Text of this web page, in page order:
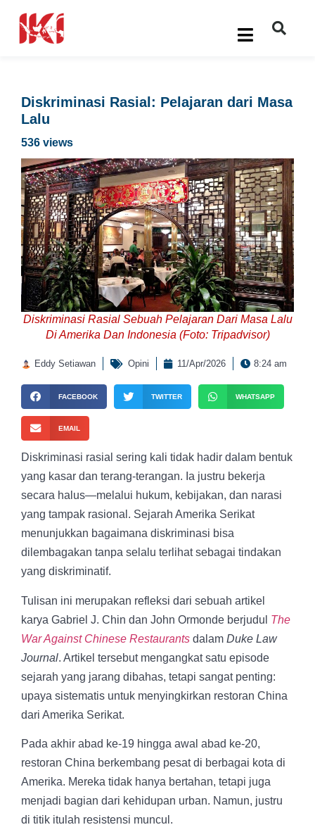
Diskriminasi Rasial: Pelajaran dari Masa
Lalu
536 views
Diskriminasi Rasial Sebuah Pelajaran Dari Masa Lalu
Di Amerika Dan Indonesia (Foto: Tripadvisor)
Eddy Setiawan Opini 11/Apr/2026 8:24 am
FACEBOOK TWITTER WHATSAPP
EMAIL
Diskriminasi rasial sering kali tidak hadir dalam bentuk
yang kasar dan terang-terangan. Ia justru bekerja
secara halus—melalui hukum, kebijakan, dan narasi
yang tampak rasional. Sejarah Amerika Serikat
menunjukkan bagaimana diskriminasi bisa
dilembagakan tanpa selalu terlihat sebagai tindakan
yang diskriminatif.
Tulisan ini merupakan refleksi dari sebuah artikel
karya Gabriel J. Chin dan John Ormonde berjudul The
War Against Chinese Restaurants dalam Duke Law
Journal. Artikel tersebut mengangkat satu episode
sejarah yang jarang dibahas, tetapi sangat penting:
upaya sistematis untuk menyingkirkan restoran China
dari Amerika Serikat.
Pada akhir abad ke-19 hingga awal abad ke-20,
restoran China berkembang pesat di berbagai kota di
Amerika. Mereka tidak hanya bertahan, tetapi juga
menjadi bagian dari kehidupan urban. Namun, justru
di titik itulah resistensi muncul.